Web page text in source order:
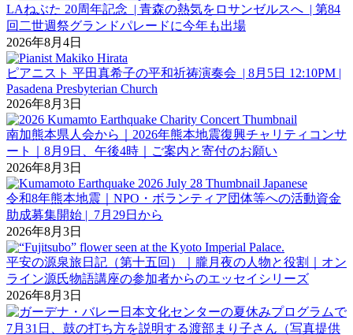
LAねぶた 20周年記念 | 青森の熱気をロサンゼルスへ | 第84
回二世週祭グランドパレードに今年も出場
2026年8月4日
ピアニスト 平田真希子の平和祈祷演奏会 | 8月5日 12:10PM |
Pasadena Presbyterian Church
2026年8月3日
南加熊本県人会から｜2026年熊本地震復興チャリティコンサ
ート｜8月9日、午後4時｜ご案内と寄付のお願い
2026年8月3日
令和8年熊本地震｜NPO・ボランティア団体等への活動資金
助成募集開始 | 7月29日から
2026年8月3日
平安の源泉旅日記（第十五回）｜朧月夜の人物と役割｜オン
ライン源氏物語講座の参加者からのエッセイシリーズ
2026年8月3日